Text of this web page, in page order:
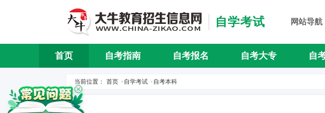
自学考试 网站导航
首页 自考指南 自考报名 自考大专 自
当前位置： 首页 > 自学考试 > 自考本科